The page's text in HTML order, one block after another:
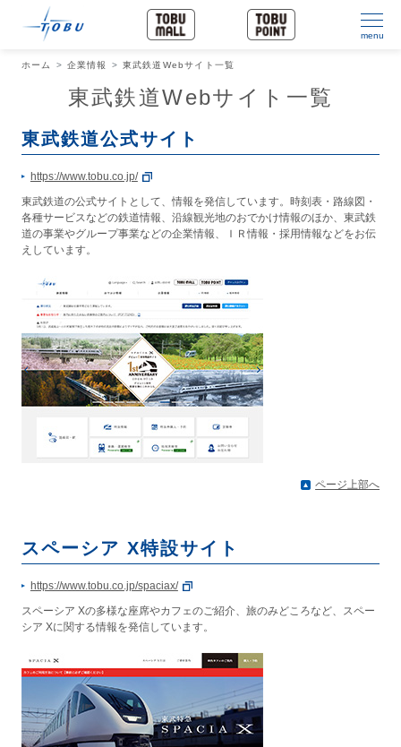
menu
ホーム 企業情報 東武鉄道Webサイト一覧
東武鉄道Webサイト一覧
東武鉄道公式サイト
https://www.tobu.co.jp/
東武鉄道の公式サイトとして、情報を発信しています。時刻表・路線図・
各種サービスなどの鉄道情報、沿線観光地のおでかけ情報のほか、東武鉄
道の事業やグループ事業などの企業情報、ＩＲ情報・採用情報などをお伝
えしています。
ページ上部へ
スペーシア X特設サイト
https://www.tobu.co.jp/spaciax/
スペーシア Xの多様な座席やカフェのご紹介、旅のみどころなど、スペー
シア Xに関する情報を発信しています。